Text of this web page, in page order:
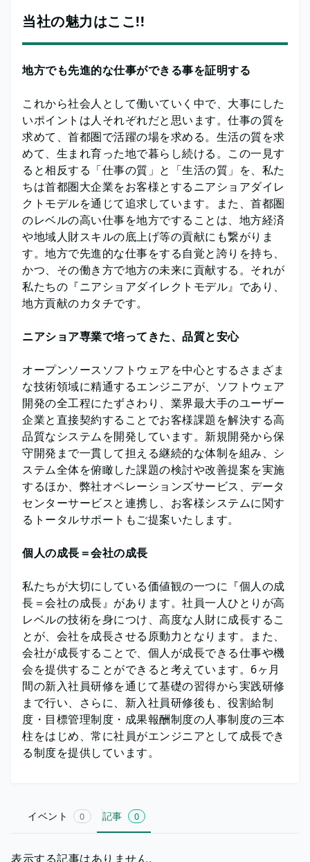
当社の魅力はここ!!
地方でも先進的な仕事ができる事を証明する
これから社会人として働いていく中で、大事にした
いポイントは人それぞれだと思います。仕事の質を
求めて、首都圏で活躍の場を求める。生活の質を求
めて、生まれ育った地で暮らし続ける。この一見す
ると相反する「仕事の質」と「生活の質」を、私た
ちは首都圏大企業をお客様とするニアショアダイレ
クトモデルを通じて追求しています。また、首都圏
のレベルの高い仕事を地方ですることは、地方経済
や地域人財スキルの底上げ等の貢献にも繋がりま
す。地方で先進的な仕事をする自覚と誇りを持ち、
かつ、その働き方で地方の未来に貢献する。それが
私たちの『ニアショアダイレクトモデル』であり、
地方貢献のカタチです。
ニアショア専業で培ってきた、品質と安心
オープンソースソフトウェアを中心とするさまざま
な技術領域に精通するエンジニアが、ソフトウェア
開発の全工程にたずさわり、業界最大手のユーザー
企業と直接契約することでお客様課題を解決する高
品質なシステムを開発しています。新規開発から保
守開発まで一貫して担える継続的な体制を組み、シ
ステム全体を俯瞰した課題の検討や改善提案を実施
するほか、弊社オペレーションズサービス、データ
センターサービスと連携し、お客様システムに関す
るトータルサポートもご提案いたします。
個人の成長＝会社の成長
私たちが大切にしている価値観の一つに『個人の成
長＝会社の成長』があります。社員一人ひとりが高
レベルの技術を身につけ、高度な人財に成長するこ
とが、会社を成長させる原動力となります。また、
会社が成長することで、個人が成長できる仕事や機
会を提供することができると考えています。6ヶ月
間の新入社員研修を通じて基礎の習得から実践研修
まで行い、さらに、新入社員研修後も、役割給制
度・目標管理制度・成果報酬制度の人事制度の三本
柱をはじめ、常に社員がエンジニアとして成長でき
る制度を提供しています。
イベント 0 記事 0
表示する記事はありません。